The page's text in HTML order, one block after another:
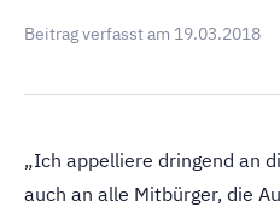
Beitrag verfasst am 19.03.2018
„Ich appelliere dringend an
auch an alle Mitbürger, die